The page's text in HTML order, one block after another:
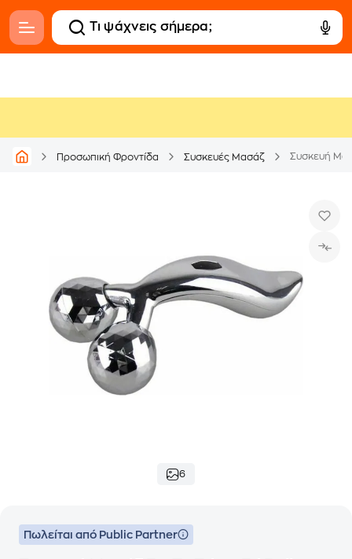
Προσωπική Φροντίδα Συσκευές Μασάζ Συσκευή
6
Πωλείται από Public Partner